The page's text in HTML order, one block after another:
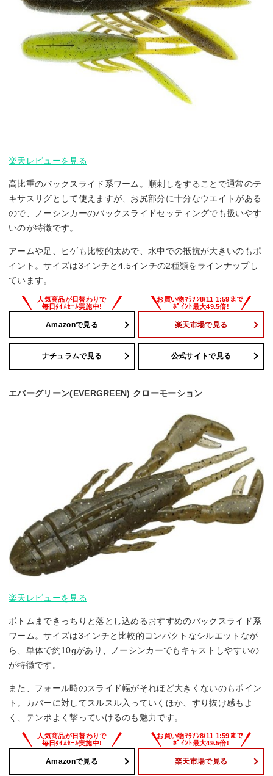
楽天レビューを見る
高比重のバックスライド系ワーム。順刺しをすることで通常のテ
キサスリグとして使えますが、お尻部分に十分なウエイトがある
ので、ノーシンカーのバックスライドセッティングでも扱いやす
いのが特徴です。
アームや足、ヒゲも比較的太めで、水中での抵抗が大きいのもポ
イント。サイズは3インチと4.5インチの2種類をラインナップし
ています。
Amazonで見る 楽天市場で見る
ナチュラムで見る 公式サイトで見る
エバーグリーン(EVERGREEN) クローモーション
楽天レビューを見る
ボトムまできっちりと落とし込めるおすすめのバックスライド系
ワーム。サイズは3インチと比較的コンパクトなシルエットなが
ら、単体で約10gがあり、ノーシンカーでもキャストしやすいの
が特徴です。
また、フォール時のスライド幅がそれほど大きくないのもポイン
ト。カバーに対してスルスル入っていくほか、すり抜け感もよ
く、テンポよく撃っていけるのも魅力です。
Amazonで見る 楽天市場で見る